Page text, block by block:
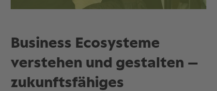
Business Ecosysteme
verstehen und gestalten –
zukunftsfähiges